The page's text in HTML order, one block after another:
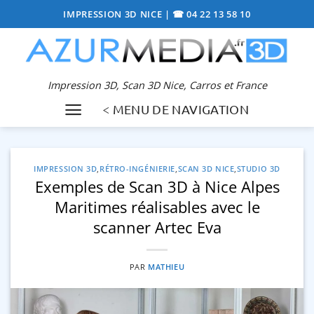
au
contenu
IMPRESSION 3D NICE | ☎ 04 22 13 58 10
Impression 3D, Scan 3D Nice, Carros et France
< MENU DE NAVIGATION
IMPRESSION 3D, RÉTRO-INGÉNIERIE,SCAN 3D NICE,STUDIO 3D
Exemples de Scan 3D à Nice Alpes
Maritimes réalisables avec le
scanner Artec Eva
PAR MATHIEU